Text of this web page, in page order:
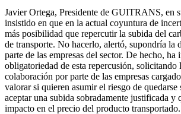
Javier Ortega, Presidente de GUITRANS, en
insistido en que en la actual coyuntura de
más posibilidad que repercutir la subida del
de transporte. No hacerlo, alertó, supondría la
parte de las empresas del sector. De hecho, ha
obligatoriedad de esta repercusión, solicitando
colaboración por parte de las empresas
valorar si quieren asumir el riesgo de
aceptar una subida sobradamente justificada y
impacto en el precio del producto transportado.